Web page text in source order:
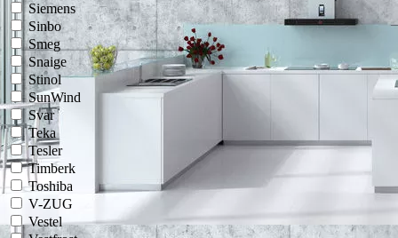
Siemens
Sinbo
Smeg
Snaige
Stinol
SunWind
Svar
Teka
Tesler
Timberk
Toshiba
V-ZUG
Vestel